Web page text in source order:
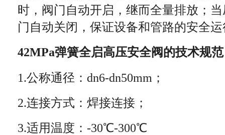
时，阀门自动开启，继而全量排放；
门自动关闭，保证设备和管路的安全
42MPa弹簧全启高压安全阀的技术规
1.公称通径：dn6-dn50mm；
2.连接方式：焊接连接；
3.适用温度：-30℃-300℃